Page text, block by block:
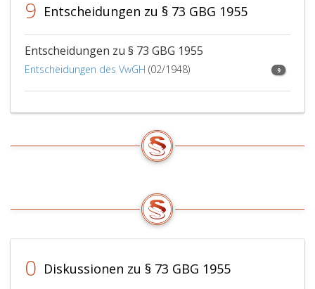
9 Entscheidungen zu § 73 GBG 1955
Entscheidungen zu § 73 GBG 1955
Entscheidungen des VwGH (02/1948) 9
0 Diskussionen zu § 73 GBG 1955